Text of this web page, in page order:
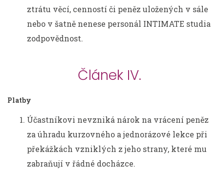
ztrátu věcí, cenností či peněz uložených v sále
nebo v šatně nenese personál INTIMATE studia
zodpovědnost.
Článek IV.
Platby
Účastníkovi nevzniká nárok na vrácení peněz
za úhradu kurzovného a jednorázové lekce při
překážkách vzniklých z jeho strany, které mu
zabraňují v řádné docházce.